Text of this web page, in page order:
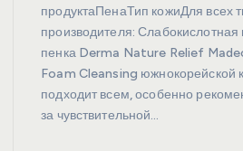
продуктаПенаТип кожиДля всех
производителя:
пенка Derma Nature Relief
Foam Cleansing южнокорейской
подходит всем, особенно
за чувствительной…